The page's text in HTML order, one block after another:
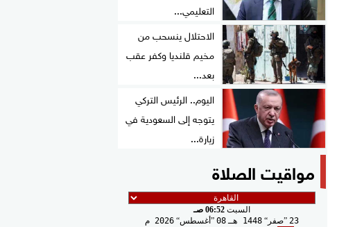
التعليمي...
الاحتلال ينسحب من
مخيم قلنديا وكفر عقب
بعد...
اليوم.. الرئيس التركي
يتوجه إلى السعودية في
زيارة...
مواقيت الصلاة
السبت 06:52 صـ
23 صفر 1448 هـ 08 أغسطس 2026 م